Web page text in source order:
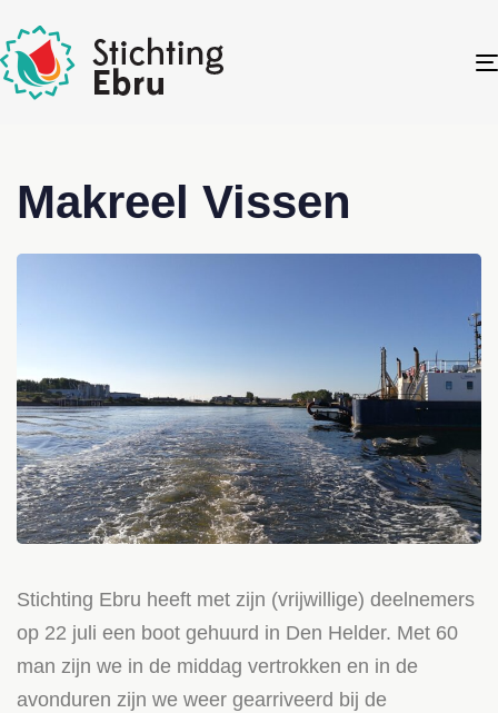
Makreel Vissen
Stichting Ebru heeft met zijn (vrijwillige) deelnemers
op 22 juli een boot gehuurd in Den Helder. Met 60
man zijn we in de middag vertrokken en in de
avonduren zijn we weer gearriveerd bij de